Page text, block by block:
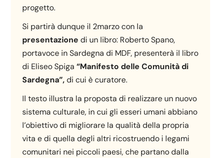
progetto.
Si partirà dunque il 2marzo con la
presentazione di un libro: Roberto Spano,
portavoce in Sardegna di MDF, presenterà il libro
di Eliseo Spiga“Manifesto delle Comunità di
Sardegna”,di cui è curatore.
Il testo illustra la proposta di realizzare un nuovo
sistema culturale, in cui gli esseri umani abbiano
l’obiettivo di migliorare la qualità della propria
vita e di quella degli altri ricostruendo i legami
comunitari nei piccoli paesi, che partano dalla